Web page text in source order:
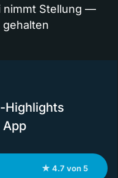
nimmt Stellung —
gehalten
Highlights
★ 4.7 von 5